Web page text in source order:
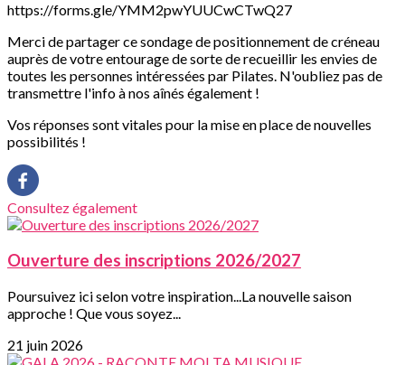
https://forms.gle/YMM2pwYUUCwCTwQ27
Merci de partager ce sondage de positionnement de créneau
auprès de votre entourage de sorte de recueillir les envies de
toutes les personnes intéressées par Pilates. N'oubliez pas de
transmettre l'info à nos aînés également !
Vos réponses sont vitales pour la mise en place de nouvelles
possibilités !
Consultez également
Ouverture des inscriptions 2026/2027
Poursuivez ici selon votre inspiration...La nouvelle saison
approche ! Que vous soyez...
21 juin 2026